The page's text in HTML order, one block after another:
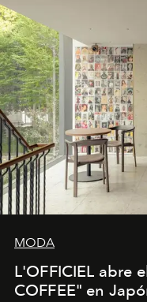
MODA
L'OFFICIEL abre
COFFEE" en